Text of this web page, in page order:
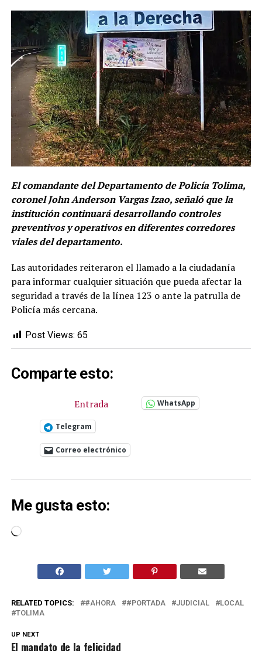
El comandante del Departamento de Policía Tolima,
coronel John Anderson Vargas Izao, señaló que la
institución continuará desarrollando controles
preventivos y operativos en diferentes corredores
viales del departamento.
Las autoridades reiteraron el llamado a la ciudadanía
para informar cualquier situación que pueda afectar la
seguridad a través de la línea 123 o ante la patrulla de
Policía más cercana.
Post Views: 65
Comparte esto:
Entrada WhatsApp
Telegram
Correo electrónico
Me gusta esto:
Cargando...
RELATED TOPICS: #AHORA #PORTADA JUDICIAL
LOCAL
TOLIMA
UP NEXT
El mandato de la felicidad